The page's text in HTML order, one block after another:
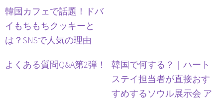
韓国カフェで話題！ドバ
イもちもちクッキーと
は？SNSで人気の理由
よくある質問Q&A第2弾！
韓国で何する？｜ハート
ステイ担当者が直接おす
すめするソウル展示会 ア